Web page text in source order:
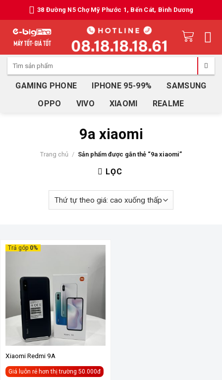
to
content
38 Đường N5 Chợ Mỹ Phước 1, Bến Cát, Bình Dương
GAMING PHONE IPHONE 95-99%
SAMSUNG
OPPO
VIVO XIAOMI REALME
9a xiaomi
Trang chủ / Sản phẩm được gắn thẻ “9a xiaomi”
LỌC
Trả góp 0%
Xiaomi Redmi 9A
Giá luôn rẻ hơn thị trường 50.000đ